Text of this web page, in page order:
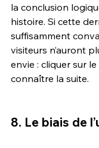
la conclusion
histoire. Si cette
suffisamment
visiteurs n’auront
envie : cliquer sur
connaître la suite.
8. Le biais de